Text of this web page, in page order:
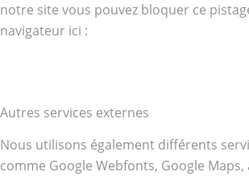
notre site vous pouvez bloquer ce
navigateur ici :
Autres services externes
Nous utilisons également différents
comme Google Webfonts, Google